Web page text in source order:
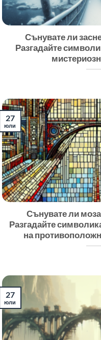
Сънувате ли
Разгадайте
Сънувате ли
Разгадайте
на
27
юли
27
юли